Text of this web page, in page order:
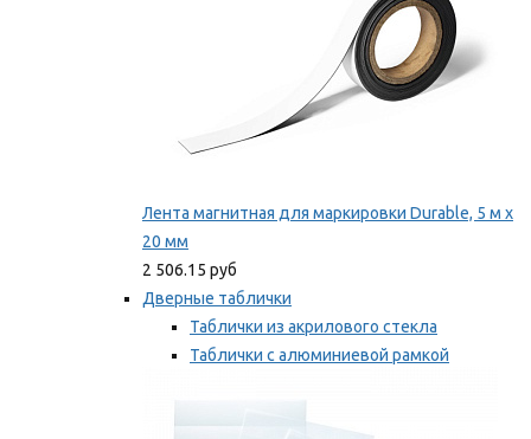
Лента магнитная для маркировки Durable, 5 м х
20 мм
2 506.15 руб
Дверные таблички
Таблички из акрилового стекла
Таблички с алюминиевой рамкой